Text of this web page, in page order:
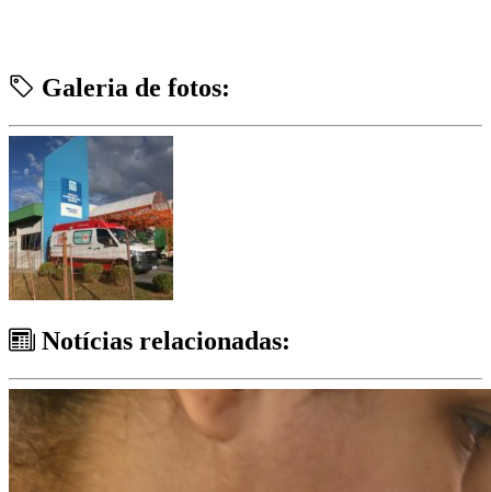
Galeria de fotos:
Notícias relacionadas: